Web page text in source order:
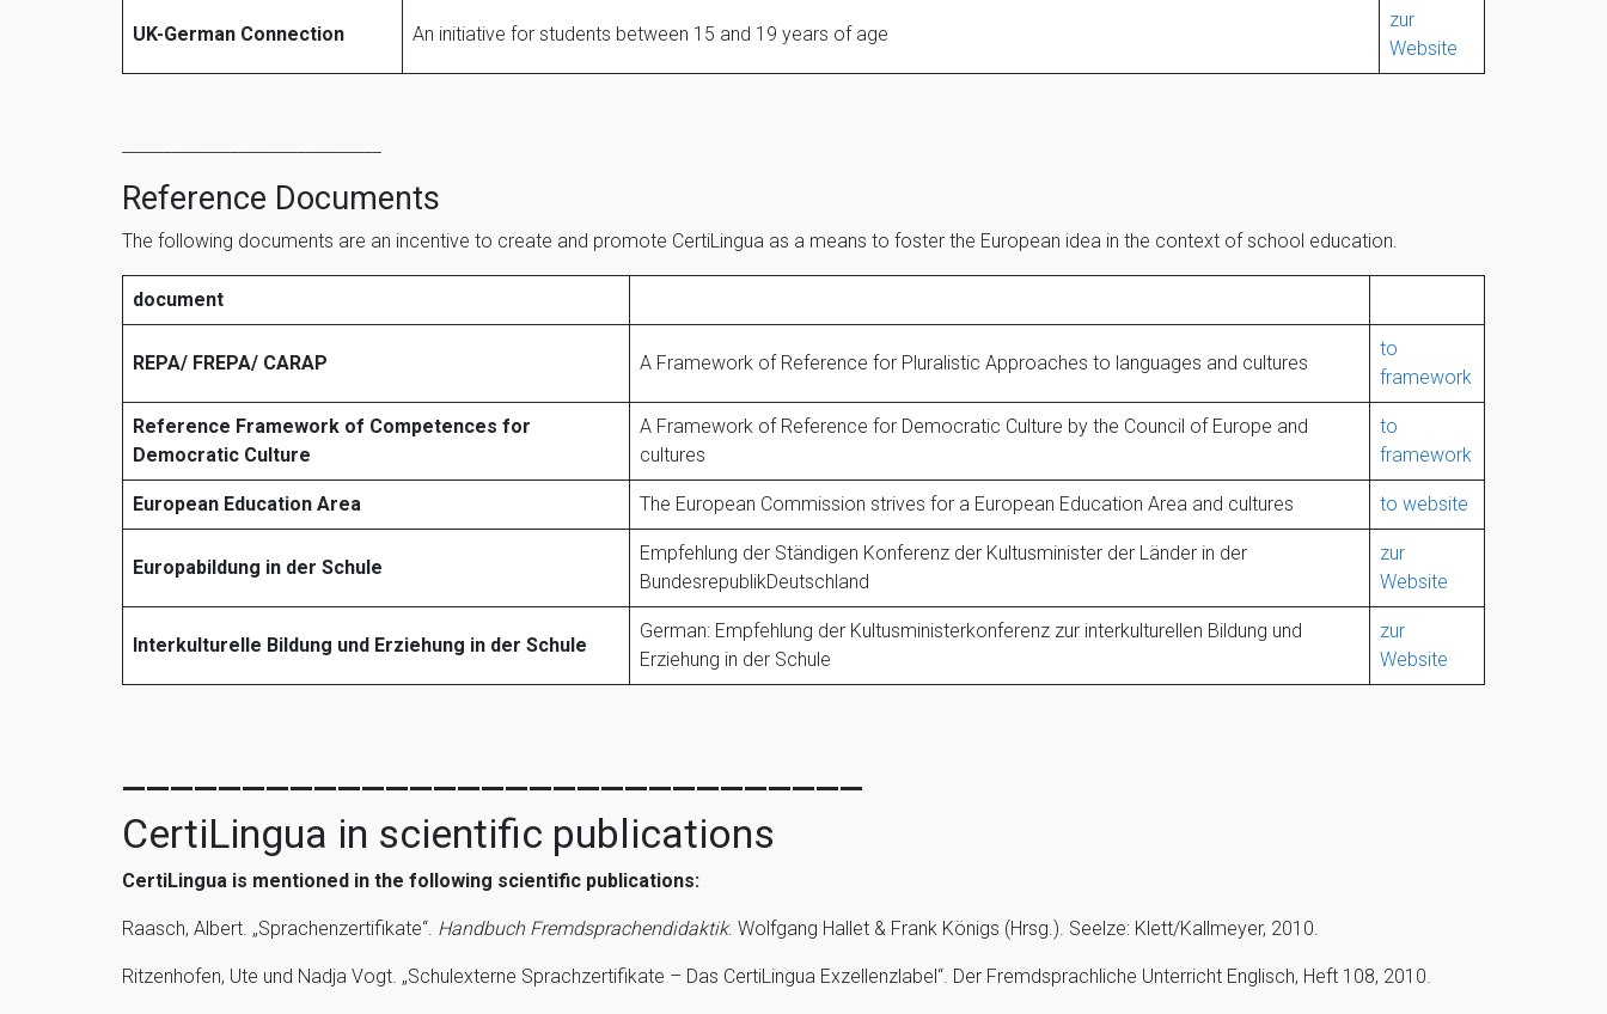
UK-German Connection An initiative for students between 15 and 19 years of age
zur
Website
Reference Documents
The following documents are an incentive to create and promote CertiLingua as a means to foster the European idea in the context of school education.
document
REPA/ FREPA/ CARAP A Framework of Reference for Pluralistic Approaches to languages and cultures
to
framework
Reference Framework of Competences for
Democratic Culture
A Framework of Reference for Democratic Culture by the Council of Europe and
cultures
to
framework
European Education Area The European Commission strives for a European Education Area and cultures to website
Europabildung in der Schule
Empfehlung der Ständigen Konferenz der Kultusminister der Länder in der
BundesrepublikDeutschland
zur
Website
Interkulturelle Bildung und Erziehung in der Schule
German: Empfehlung der Kultusministerkonferenz zur interkulturellen Bildung und
Erziehung in der Schule
zur
Website
CertiLingua in scientific publications
CertiLingua is mentioned in the following scientific publications:
Raasch, Albert. „Sprachenzertifikate“. Handbuch Fremdsprachendidaktik. Wolfgang Hallet & Frank Königs (Hrsg.). Seelze: Klett/Kallmeyer, 2010.
Ritzenhofen, Ute und Nadja Vogt. „Schulexterne Sprachzertifikate – Das CertiLingua Exzellenzlabel“. Der Fremdsprachliche Unterricht Englisch, Heft 108, 2010.